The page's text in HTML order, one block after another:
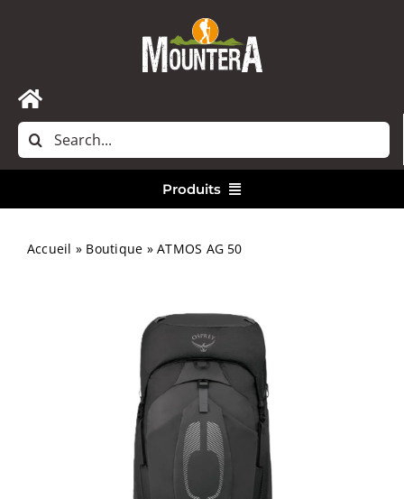
Toggle
Navigation
Accueil
Rechercher:
Produits
Bivouac
Trail
Escalade / Alpinisme
Accueil » Boutique »ATMOS AG 50